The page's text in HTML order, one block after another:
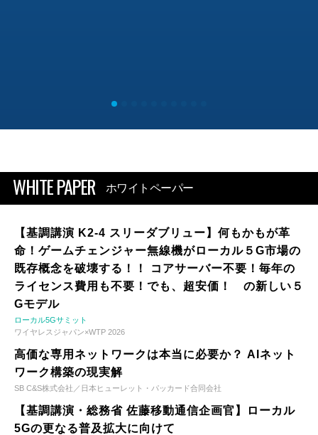
WHITE PAPER ホワイトペーパー
【基調講演 K2-4 スリーダブリュー】何もかもが革
命！ゲームチェンジャー無線機がローカル５G市場の
既存概念を破壊する！！ コアサーバー不要！毎年の
ライセンス費用も不要！でも、超安価！ の新しい５
Gモデル
ローカル5Gサミット
ワイヤレスジャパン×WTP 2026
高価な専用ネットワークは本当に必要か？ AIネット
ワーク構築の現実解
SB C&S株式会社／日本ヒューレット・パッカード合同会社
【基調講演・総務省 佐藤移動通信企画官】ローカル
5Gの更なる普及拡大に向けて